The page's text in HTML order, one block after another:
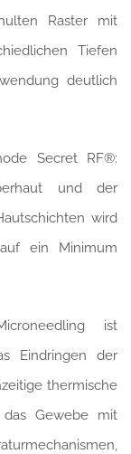
Raster mit
Tiefen
deutlich
Secret RF®:
und der
wird
ein Minimum
ist
Eindringen der
thermische
das Gewebe mit